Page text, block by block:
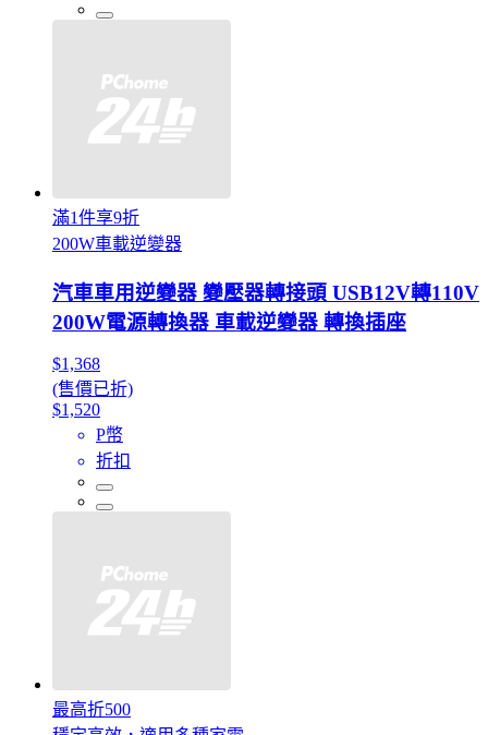
滿1件享9折
200W車載逆變器
汽車車用逆變器 變壓器轉接頭 USB12V轉110V
200W電源轉換器 車載逆變器 轉換插座
$1,368
(售價已折)
$1,520
P幣
折扣
最高折500